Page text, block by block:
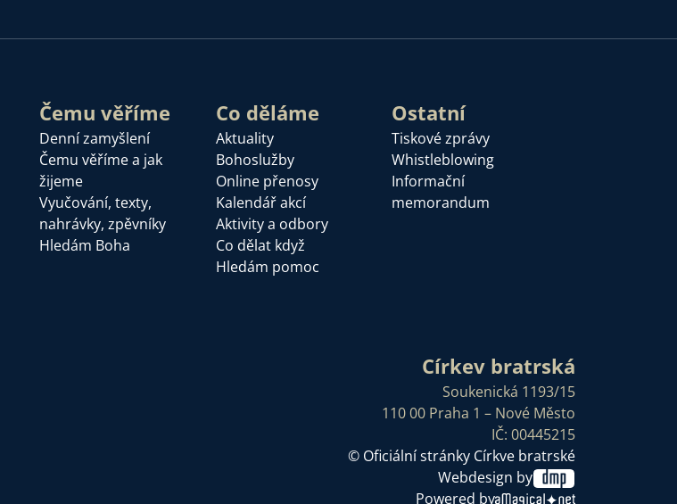
Čemu věříme
Denní zamyšlení
Čemu věříme a jak
žijeme
Vyučování, texty,
nahrávky, zpěvníky
Hledám Boha
Co děláme
Aktuality
Bohoslužby
Online přenosy
Kalendář akcí
Aktivity a odbory
Co dělat když
Hledám pomoc
Ostatní
Tiskové zprávy
Whistleblowing
Informační
memorandum
Církev bratrská
Soukenická 1193/15
110 00 Praha 1 – Nové Město
IČ: 00445215
© Oficiální stránky Církve bratrské
Webdesign by
Powered by